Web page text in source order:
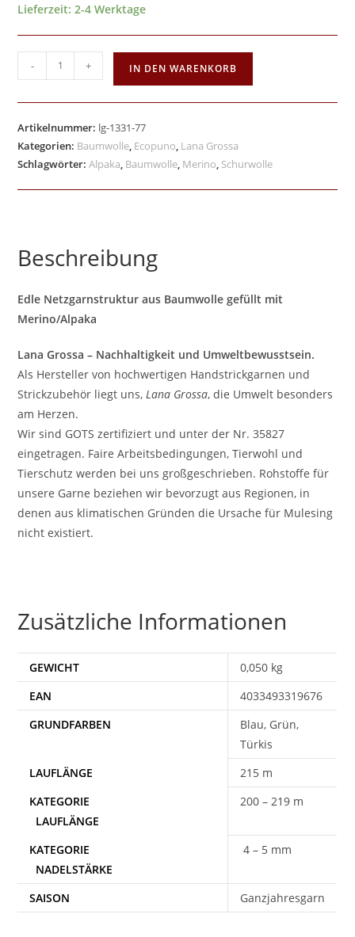
Lieferzeit:2-4 Werktage
- + IN DEN WARENKORB
Artikelnummer: lg-1331-77
Kategorien: Baumwolle, Ecopuno, Lana Grossa
Schlagwörter:Alpaka, Baumwolle, Merino, Schurwolle
Beschreibung
Edle Netzgarnstruktur aus Baumwolle gefüllt mit
Merino/Alpaka
Lana Grossa – Nachhaltigkeit und Umweltbewusstsein.
Als Hersteller von hochwertigen Handstrickgarnen und
Strickzubehör liegt uns,Lana Grossa, die Umwelt besonders
am Herzen.
Wir sind GOTS zertifiziert und unter der Nr. 35827
eingetragen. Faire Arbeitsbedingungen, Tierwohl und
Tierschutz werden bei uns großgeschrieben. Rohstoffe für
unsere Garne beziehen wir bevorzugt aus Regionen, in
denen aus klimatischen Gründen die Ursache für Mulesing
nicht existiert.
Zusätzliche Informationen
GEWICHT
0,050 kg
EAN
4033493319676
Blau, Grün,
Türkis
215 m
200 – 219 m
4 – 5 mm
SAISON Ganzjahresgarn